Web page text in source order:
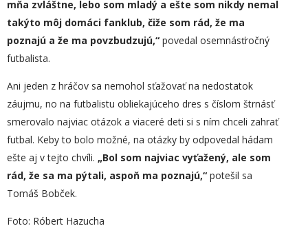
mňa zvláštne, lebo som mladý a ešte som nikdy nemal
takýto môj domáci fanklub, čiže som rád, že ma
poznajú a že ma povzbudzujú,“ povedal osemnásťročný
futbalista.
Ani jeden z hráčov sa nemohol sťažovať na nedostatok
záujmu, no na futbalistu obliekajúceho dres s číslom štrnásť
smerovalo najviac otázok a viaceré deti si s ním chceli zahrať
futbal. Keby to bolo možné, na otázky by odpovedal hádam
ešte aj v tejto chvíli. „Bol som najviac vyťažený, ale som
rád, že sa ma pýtali, aspoň ma poznajú,“ potešil sa
Tomáš Bobček.
Foto: Róbert Hazucha